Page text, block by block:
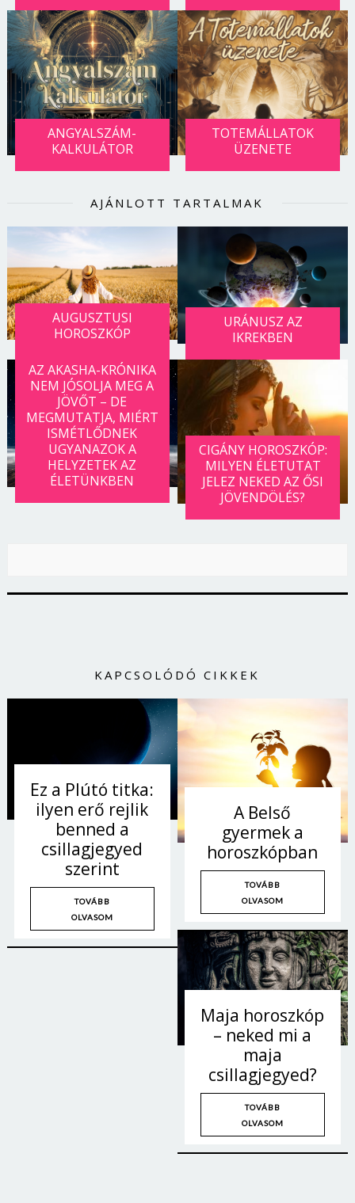
ANGYALSZÁM-
KALKULÁTOR
TOTEMÁLLATOK
ÜZENETE
AJÁNLOTT TARTALMAK
AUGUSZTUSI
HOROSZKÓP
URÁNUSZ AZ
IKREKBEN
AZ AKASHA-KRÓNIKA
NEM JÓSOLJA MEG A
JÖVŐT – DE
MEGMUTATJA, MIÉRT
ISMÉTLŐDNEK
UGYANAZOK A
HELYZETEK AZ
ÉLETÜNKBEN
CIGÁNY HOROSZKÓP:
MILYEN ÉLETUTAT
JELEZ NEKED AZ ŐSI
JÖVENDÖLÉS?
KAPCSOLÓDÓ CIKKEK
Ez a Plútó titka:
ilyen erő rejlik
benned a
csillagjegyed
szerint
TOVÁBB
OLVASOM
A Belső
gyermek a
horoszkópban
TOVÁBB
OLVASOM
Maja horoszkóp
– neked mi a
maja
csillagjegyed?
TOVÁBB
OLVASOM
Borsonline bejelentkezés
E-mail cím vagy felhasználónév